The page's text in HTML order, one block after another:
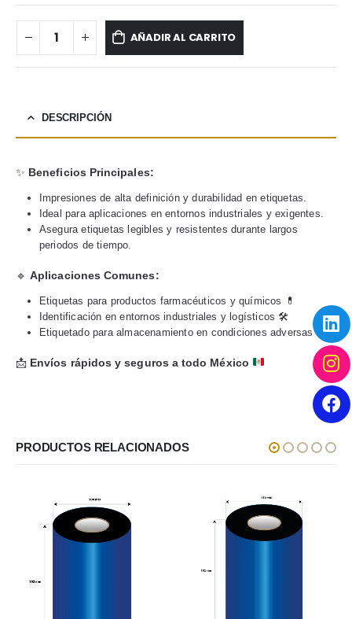
AÑADIR AL CARRITO
DESCRIPCIÓN
✨ Beneficios Principales:
Impresiones de alta definición y durabilidad en etiquetas.
Ideal para aplicaciones en entornos industriales y exigentes.
Asegura etiquetas legibles y resistentes durante largos
periodos de tiempo.
🔹Aplicaciones Comunes:
Etiquetas para productos farmacéuticos y químicos 💊
Identificación en entornos industriales y logísticos 🛠️
Etiquetado para almacenamiento en condiciones adversas 📦
📩 Envíos rápidos y seguros a todo México
PRODUCTOS RELACIONADOS